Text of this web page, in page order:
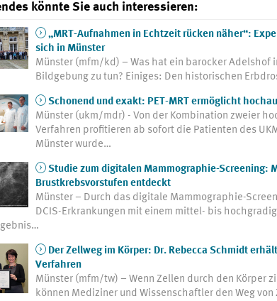
könnte Sie auch interessieren:
„MRT-Aufnahmen in Echtzeit rücken näher“:
sich in Münster
Münster (mfm/kd) – Was hat ein barocker Adelshof
Bildgebung zu tun? Einiges: Den historischen
Schonend und exakt: PET-MRT ermöglicht
Münster (ukm/mdr) - Von der Kombination zweier
Verfahren profitieren ab sofort die Patienten des
Münster wurde…
Studie zum digitalen Mammographie-Screening:
Brustkrebsvorstufen entdeckt
Münster – Durch das digitale Mammographie-
DCIS-Erkrankungen mit einem mittel- bis
Der Zellweg im Körper: Dr. Rebecca Schmidt
Verfahren
Münster (mfm/tw) – Wenn Zellen durch den Körper
können Mediziner und Wissenschaftler den Weg